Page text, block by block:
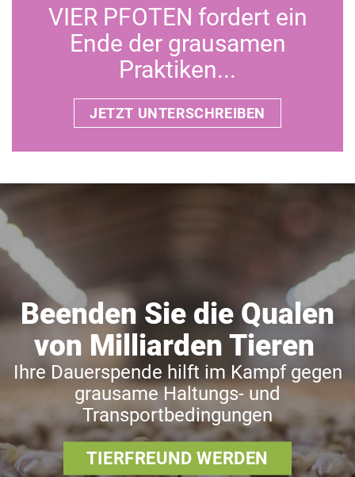
VIER PFOTEN fordert ein
Ende der grausamen
Praktiken...
JETZT UNTERSCHREIBEN
Beenden Sie die Qualen
von Milliarden Tieren
Ihre Dauerspende hilft im Kampf gegen
grausame Haltungs- und
Transportbedingungen
TIERFREUND WERDEN